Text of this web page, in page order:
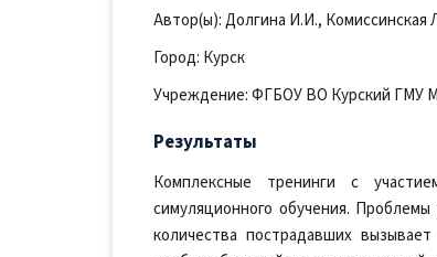
Автор(ы): Долгина И.И., Комиссинская
Город: Курск
Учреждение: ФГБОУ ВО Курский ГМУ
Результаты
Комплексные тренинги с
симуляционного обучения.
количества пострадавших